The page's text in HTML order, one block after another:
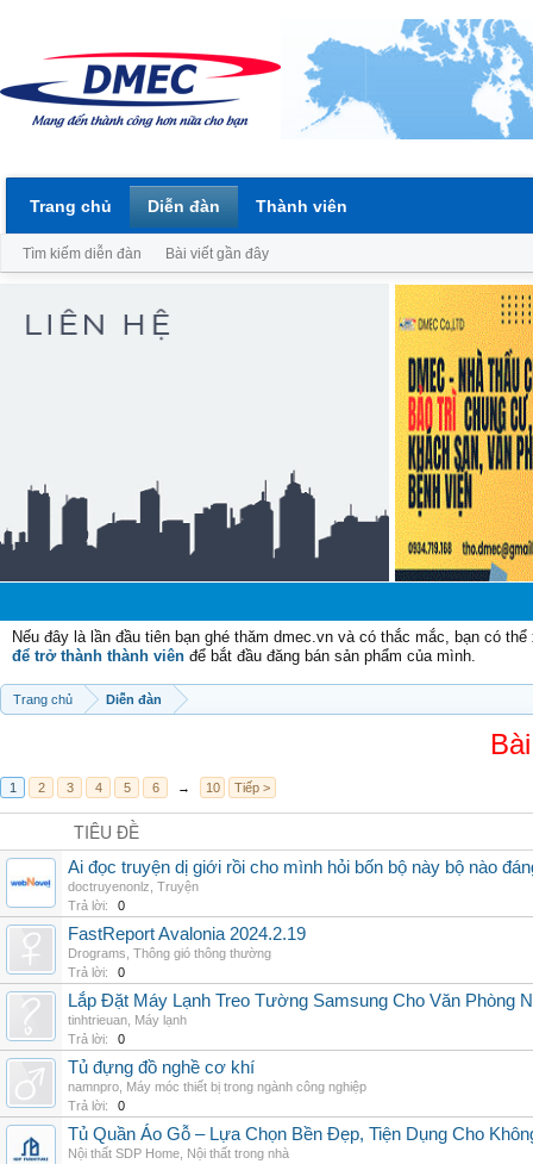
Nếu đây là lần đầu tiên bạn ghé thăm dmec.vn và có thắc mắc, bạn có
để trở thành thành viên để bắt đầu đăng bán sản phẩm của mình.
Trang chủ Diễn đàn
1 2 3 4 5 6 → 10 Tiếp >
TIÊU ĐỀ
Ai đọc truyện dị giới rồi cho mình hỏi bốn bộ này bộ nào
doctruyenonlz Truyện
Trả lời:
0
FastReport Avalonia 2024.2.19
Drograms Thông gió thông thường
Trả lời:
0
Lắp Đặt Máy Lạnh Treo Tường Samsung Cho Văn Phòng
tinhtrieuan Máy lạnh
Trả lời:
0
Tủ đựng đồ nghề cơ khí
namnpro Máy móc thiết bị trong ngành công nghiệp
Trả lời:
0
Tủ Quần Áo Gỗ – Lựa Chọn Bền Đẹp, Tiện Dụng Cho
Nội thất SDP Home Nội thất trong nhà
Trang chủ Diễn đàn
Tìm kiếm diễn đàn Bài viết gần đây
Thành viên